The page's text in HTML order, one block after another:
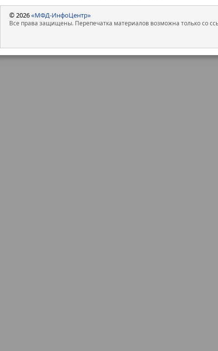
© 2026«МФД-ИнфоЦентр»
Все права защищены. Перепечатка материалов возможна только со